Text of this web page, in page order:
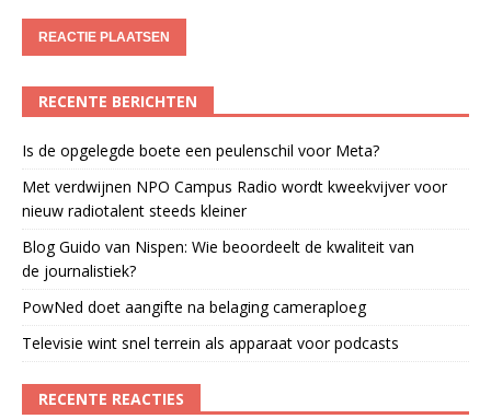
RECENTE BERICHTEN
Is de opgelegde boete een peulenschil voor Meta?
Met verdwijnen NPO Campus Radio wordt kweekvijver voor
nieuw radiotalent steeds kleiner
Blog Guido van Nispen: Wie beoordeelt de kwaliteit van
de journalistiek?
PowNed doet aangifte na belaging cameraploeg
Televisie wint snel terrein als apparaat voor podcasts
RECENTE REACTIES